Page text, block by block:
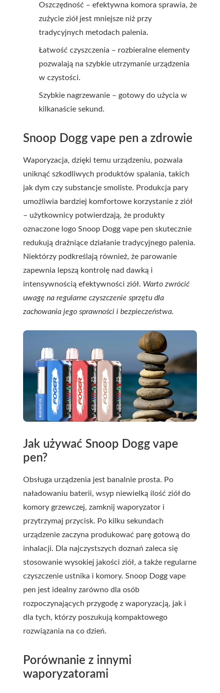
Oszczędność – efektywna komora sprawia, że
zużycie ziół jest mniejsze niż przy
tradycyjnych metodach palenia.
Łatwość czyszczenia – rozbieralne elementy
pozwalają na szybkie utrzymanie urządzenia
w czystości.
Szybkie nagrzewanie – gotowy do użycia w
kilkanaście sekund.
Snoop Dogg vape pen a zdrowie
Waporyzacja, dzięki temu urządzeniu, pozwala
uniknąć szkodliwych produktów spalania, takich
jak dym czy substancje smoliste. Produkcja pary
umożliwia bardziej komfortowe korzystanie z ziół
– użytkownicy potwierdzają, że produkty
oznaczone logo Snoop Dogg vape pen skutecznie
redukują drażniące działanie tradycyjnego palenia.
Niektórzy podkreślają również, że parowanie
zapewnia lepszą kontrolę nad dawką i
intensywnością efektywności ziół. Warto zwrócić
uwagę na regularne czyszczenie sprzętu dla
zachowania jego sprawności i bezpieczeństwa.
Jak używać Snoop Dogg vape
pen?
Obsługa urządzenia jest banalnie prosta. Po
naładowaniu baterii, wsyp niewielką ilość ziół do
komory grzewczej, zamknij waporyzator i
przytrzymaj przycisk. Po kilku sekundach
urządzenie zaczyna produkować parę gotową do
inhalacji. Dla najczystszych doznań zaleca się
stosowanie wysokiej jakości ziół, a także regularne
czyszczenie ustnika i komory. Snoop Dogg vape
pen jest idealny zarówno dla osób
rozpoczynających przygodę z waporyzacją, jak i
dla tych, którzy poszukują kompaktowego
rozwiązania na co dzień.
Porównanie z innymi
waporyzatorami